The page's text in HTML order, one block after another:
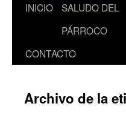
Saltar
contenido
INICIO
SALUDO DEL
PÁRROCO
CONTACTO
Archivo de la